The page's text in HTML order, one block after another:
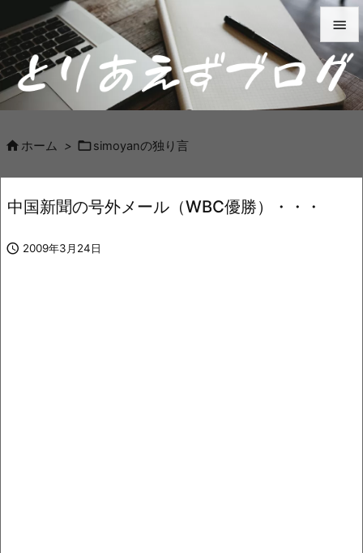


メニュ

 ホーム > simoyanの独り言
中国新聞の号外メール（WBC優勝）・・・
 2009年3月24日